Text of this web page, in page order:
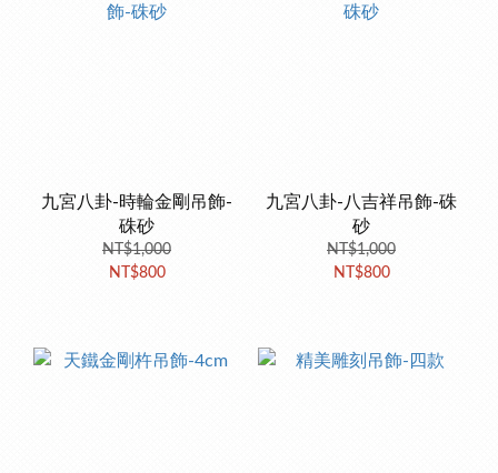
九宮八卦-時輪金剛吊飾-
硃砂
NT$1,000
NT$800
九宮八卦-八吉祥吊飾-硃
砂
NT$1,000
NT$800